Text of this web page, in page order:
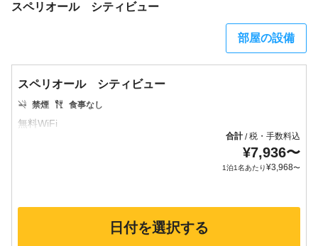
スペリオール シティビュー
部屋の設備
スペリオール シティビュー
禁煙 食事なし
合計/税・手数料込
¥7,936〜
1泊1名あたり¥3,968〜
日付を選択する